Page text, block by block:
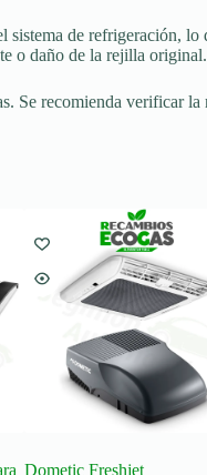
de refrigeración,
o daño de la rejilla original.
Se recomienda verificar
Dometic Freshjet